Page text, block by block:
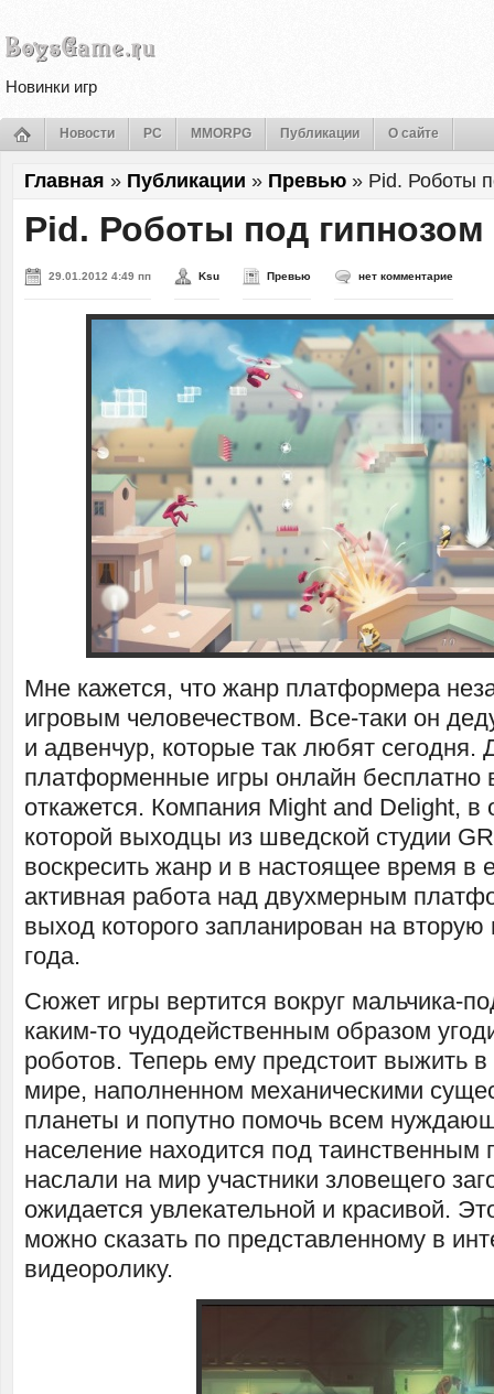
Новинки игр
Новости PC MMORPG Публикации О сайте
Главная » Публикации » Превью » Pid. Роботы
Pid. Роботы под гипнозом
29.01.2012 4:49 пп Ksu Превью нет комментарие
Мне кажется, что жанр платформера
игровым человечеством. Все-таки он
и адвенчур, которые так любят сегодня.
платформенные игры онлайн бесплатно
откажется. Компания Might and Delight, в
которой выходцы из шведской студии
воскресить жанр и в настоящее время в
активная работа над двухмерным
выход которого запланирован на вторую
года.
Сюжет игры вертится вокруг мальчика-
каким-то чудодейственным образом
роботов. Теперь ему предстоит выжить
мире, наполненном механическими
планеты и попутно помочь всем
население находится под таинственным
наслали на мир участники зловещего
ожидается увлекательной и красивой.
можно сказать по представленному в
видеоролику.